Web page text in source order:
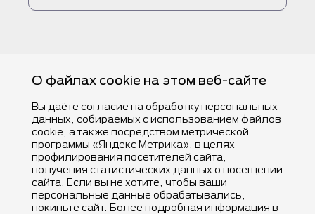
©Компания Nestlé, все права защищены, 2025.
®Владелец товарных знаков: Société des Produits Nestlé S.A. (Швейцария).
О файлах cookie на этом веб-сайте
Вы даёте согласие на обработку персональных
данных, собираемых с использованием файлов
cookie, а также посредством метрической
программы «Яндекс Метрика», в целях
профилирования посетителей сайта,
получения статистических данных о посещении
сайта. Если вы не хотите, чтобы ваши
персональные данные обрабатывались,
покиньте сайт. Более подробная информация в